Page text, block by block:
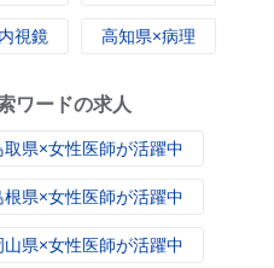
視鏡 高知県×病理
ワードの求人
取県×女性医師が活躍中
根県×女性医師が活躍中
山県×女性医師が活躍中